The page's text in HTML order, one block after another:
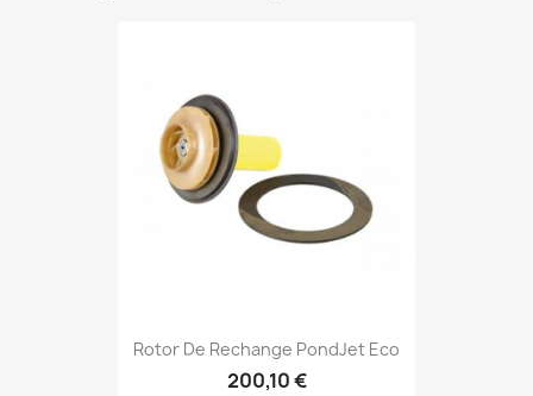
Rotor De Rechange PondJet Eco
200,10 €